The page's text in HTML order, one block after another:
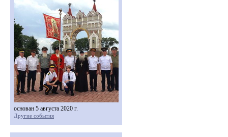
основан 5 августа 2020 г.
Другие события